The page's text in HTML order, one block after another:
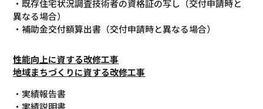
・既存住宅状況調査技術者の資格証の写し（交付申請時と
異なる場合）
・補助金交付額算出書（交付申請時と異なる場合）
性能向上に資する改修工事
地域まちづくりに資する改修工事
・実績報告書
・実績説明書